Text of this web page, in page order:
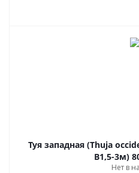
Туя западная (Thuja
B1,5-3м)
Нет в